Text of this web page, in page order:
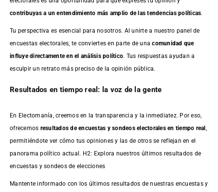
contribuyas a un entendimiento más amplio de las tendencias políticas.
Tu perspectiva es esencial para nosotros. Al unirte a nuestro panel de
encuestas electorales, te conviertes en parte de unacomunidad que
influye directamente en el análisis político. Tus respuestas ayudan a
esculpir un retrato más preciso de la opinión pública.
Resultados en tiempo real: la voz de la gente
En Electomanía, creemos en la transparencia y la inmediatez. Por eso,
ofrecemos resultados deencuestas y sondeos electorales en tiempo real
permitiéndote ver cómo tus opiniones y las de otros se reflejan en el
panorama político actual. H2: Explora nuestros últimos resultados de
encuestas y sondeos de elecciones
Mantente informado con los últimos resultados de nuestras encuestasy